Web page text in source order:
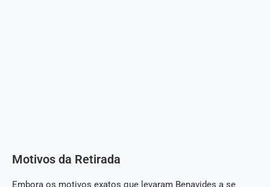
Motivos da Retirada
Embora os motivos exatos que levaram Benavides a se